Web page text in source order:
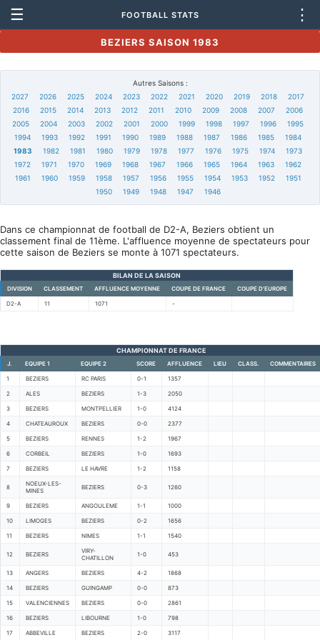
☰ FOOTBALL STATS ⋮
BEZIERS SAISON 1983
Autres Saisons :
2027
2026 2025 2024 2023 2022 2021 2020 2019 2018
2017
2016
2015 2014 2013 2012 2011 2010 2009 2008 2007
2006
2005
2004 2003 2002 2001 2000 1999 1998 1997 1996
1995
1994
1993 1992 1991 1990 1989 1988 1987 1986 1985
1984
1983
1982 1981 1980 1979 1978 1977 1976 1975 1974
1973
1972
1971 1970 1969 1968 1967 1966 1965 1964 1963
1962
1961
1960 1959 1958 1957 1956 1955 1954 1953 1952
1951
1950
1949 1948 1947 1946
Dans ce championnat de football de D2-A, Beziers obtient un
classement final de 11ème. L'affluence moyenne de spectateurs pour
cette saison de Beziers se monte à 1071 spectateurs.
BILAN DE LA SAISON
DIVISION CLASSEMENT AFFLUENCE MOYENNE COUPE DE FRANCE COUPE D'EUROPE
D2-A 11 1071 -
CHAMPIONNAT DE FRANCE
J. EQUIPE 1 EQUIPE 2 SCORE AFFLUENCE LIEU CLASS. COMMENTAIRES
1 BEZIERS RC PARIS 0-1 1357
2 ALES BEZIERS 1-3 2050
3 BEZIERS MONTPELLIER 1-0 4124
4 CHATEAUROUX BEZIERS 0-0 2377
5 BEZIERS RENNES 1-2 1967
6 CORBEIL BEZIERS 1-0 1693
7 BEZIERS LE HAVRE 1-2 1158
8
NOEUX-LES-
MINES
BEZIERS 0-3 1260
9 BEZIERS ANGOULEME 1-1 1000
10 LIMOGES BEZIERS 0-2 1656
11 BEZIERS NIMES 1-1 1540
12 BEZIERS
VIRY-
CHATILLON
1-0 453
13 ANGERS BEZIERS 4-2 1868
14 BEZIERS GUINGAMP 0-0 873
15 VALENCIENNES BEZIERS 0-0 2861
16 BEZIERS LIBOURNE 1-0 798
17 ABBEVILLE BEZIERS 2-0 3117